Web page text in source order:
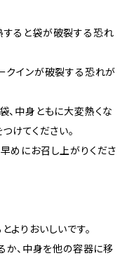
ると袋が破裂する恐れ
クインが破裂する恐れが
、中身ともに大変熱くな
けてください。
めにお召し上がりくださ
りおいしいです。
、中身を他の容器に移